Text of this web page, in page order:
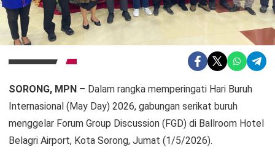
SORONG, MPN – Dalam rangka memperingati Hari Buruh
Internasional (May Day) 2026, gabungan serikat buruh
menggelar Forum Group Discussion (FGD) di Ballroom Hotel
Belagri Airport, Kota Sorong, Jumat (1/5/2026).